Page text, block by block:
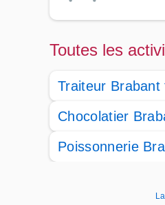
Toutes les
Traiteur Brabant
Chocolatier
Poissonnerie